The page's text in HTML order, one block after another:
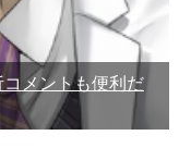
コメントも便利だ